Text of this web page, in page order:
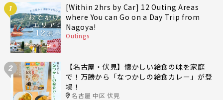
1
[Within 2hrs by Car] 12 Outing Areas
where You can Go on a Day Trip from
Nagoya!
Outings
2
【名古屋・伏見】懐かしい給食の味を家庭
で！万勝から「なつかしの給食カレー」が登
場！
名古屋 中区 伏見